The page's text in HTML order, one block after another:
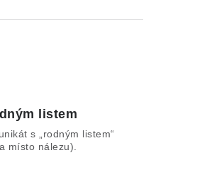
listem
s „rodným listem“
místo nálezu).